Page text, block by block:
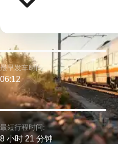
最短行程时间:
8 小时 21 分钟
最早发车时间:
06:12